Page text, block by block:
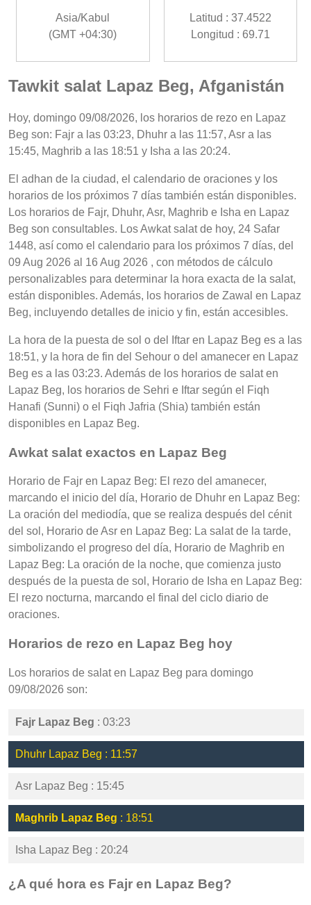
Asia/Kabul
(GMT +04:30)
Latitud : 37.4522
Longitud : 69.71
Tawkit salat Lapaz Beg, Afganistán
Hoy, domingo 09/08/2026, los horarios de rezo en Lapaz
Beg son: Fajr a las 03:23, Dhuhr a las 11:57, Asr a las
15:45, Maghrib a las 18:51 y Isha a las 20:24.
El adhan de la ciudad, el calendario de oraciones y los
horarios de los próximos 7 días también están disponibles.
Los horarios de Fajr, Dhuhr, Asr, Maghrib e Isha en Lapaz
Beg son consultables. Los Awkat salat de hoy, 24 Safar
1448, así como el calendario para los próximos 7 días, del
09 Aug 2026 al 16 Aug 2026 , con métodos de cálculo
personalizables para determinar la hora exacta de la salat,
están disponibles. Además, los horarios de Zawal en Lapaz
Beg, incluyendo detalles de inicio y fin, están accesibles.
La hora de la puesta de sol o del Iftar en Lapaz Beg es a las
18:51, y la hora de fin del Sehour o del amanecer en Lapaz
Beg es a las 03:23. Además de los horarios de salat en
Lapaz Beg, los horarios de Sehri e Iftar según el Fiqh
Hanafi (Sunni) o el Fiqh Jafria (Shia) también están
disponibles en Lapaz Beg.
Awkat salat exactos en Lapaz Beg
Horario de Fajr en Lapaz Beg: El rezo del amanecer,
marcando el inicio del día, Horario de Dhuhr en Lapaz Beg:
La oración del mediodía, que se realiza después del cénit
del sol, Horario de Asr en Lapaz Beg: La salat de la tarde,
simbolizando el progreso del día, Horario de Maghrib en
Lapaz Beg: La oración de la noche, que comienza justo
después de la puesta de sol, Horario de Isha en Lapaz Beg:
El rezo nocturna, marcando el final del ciclo diario de
oraciones.
Horarios de rezo en Lapaz Beg hoy
Los horarios de salat en Lapaz Beg para domingo
09/08/2026 son:
Fajr Lapaz Beg : 03:23
Dhuhr Lapaz Beg : 11:57
Asr Lapaz Beg : 15:45
Maghrib Lapaz Beg : 18:51
Isha Lapaz Beg : 20:24
¿A qué hora es Fajr en Lapaz Beg?